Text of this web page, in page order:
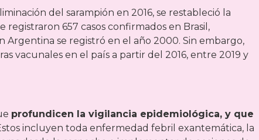
del sarampión en 2016, se restableció la
657 casos confirmados en Brasil,
se registró en el año 2000. Sin embargo,
vacunales en el país a partir del 2016, entre 2019 y
profundicen la vigilancia epidemiológica, y que
incluyen toda enfermedad febril exantemática, la